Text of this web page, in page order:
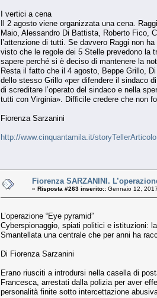
I vertici a cena
Il 2 agosto viene organizzata una cena.
Maio, Alessandro Di Battista, Roberto Fico,
l’attenzione di tutti. Se davvero Raggi non
visto che le regole dei 5 Stelle prevedono la
sapere perché si è deciso di mantenere la
Resta il fatto che il 4 agosto, Beppe Grillo,
dello stesso Grillo «per difendere il sindaco
di screditare l’operato del sindaco e nella
tutti con Virginia». Difficile credere che non
Fiorenza Sarzanini
http://www.cinquantamila.it/
Fiorenza SARZANINI.
« Risposta #263 inserito:: Gennaio 12,
L’operazione “Eye pyramid”
Cyberspionaggio, spiati politici e istituzioni:
Smantellata una centrale che per anni ha
Di Fiorenza Sarzanini
Erano riusciti a introdursi nella casella di
Francesca, arrestati dalla polizia per aver
personalità finite sotto intercettazione